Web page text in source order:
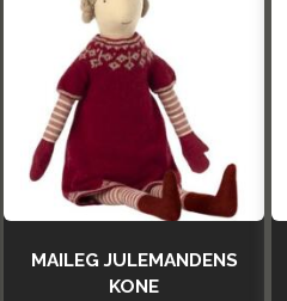
MAILEG JULEMANDENS
KONE